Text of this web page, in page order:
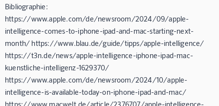
Bibliographie:
https://www.apple.com/de/newsroom/2024/09/apple-
intelligence-comes-to-iphone-ipad-and-mac-starting-next-
month/ https://www.blau.de/guide/tipps/apple-intelligence/
https://t3n.de/news/apple-intelligence-iphone-ipad-mac-
kuenstliche-intelligenz-1629370/
https://www.apple.com/de/newsroom/2024/10/apple-
intelligence-is-available-today-on-iphone-ipad-and-mac/
https://www.macwelt.de/article/2376707/apple-intelligence-